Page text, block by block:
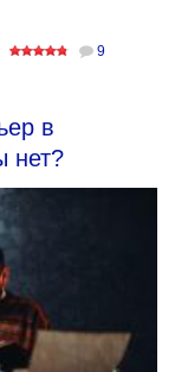
9
в
нет?